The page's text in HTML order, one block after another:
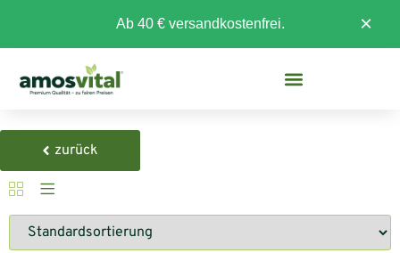
Ab 40 € versandkostenfrei. ×
zurück